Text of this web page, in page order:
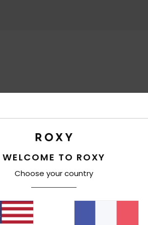
WELCOME TO ROXY
Choose your country